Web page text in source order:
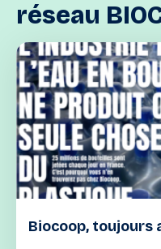
réseau
Biocoop, toujours